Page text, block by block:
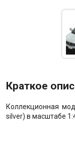
Краткое
Коллекционная
silver) в масштабе